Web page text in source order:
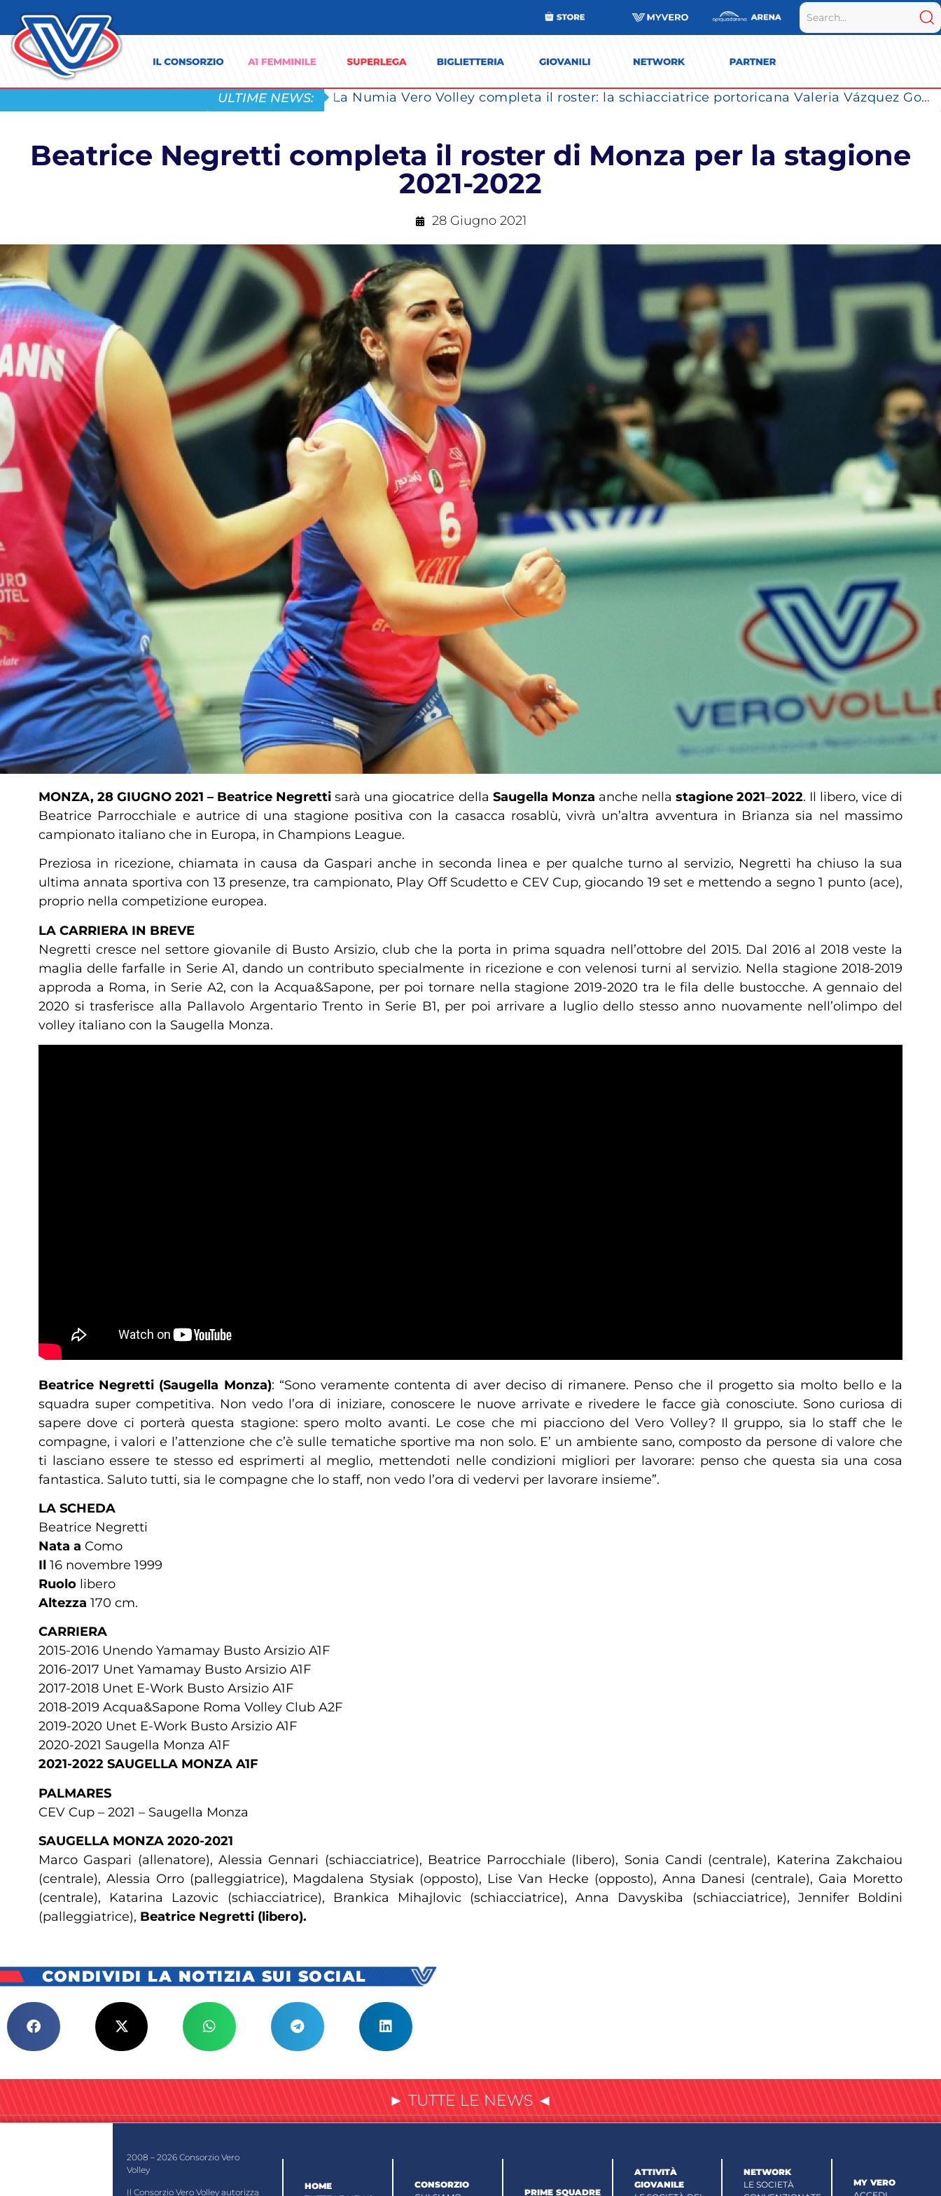
ULTIME NEWS: La Numia Vero Volley completa il roster: la schiacciatrice portoricana Valeria Vázquez Gomez è l’ultimo innesto di Milano per la stagione 2026/2027
Beatrice Negretti completa il roster di Monza per la stagione
2021-2022
28 Giugno 2021
MONZA, 28 GIUGNO 2021 – Beatrice Negrettisarà una giocatrice della Saugella Monza anche nella stagione 2021–2022. Il libero, vice di
Beatrice Parrocchiale e autrice di una stagione positiva con la casacca rosablù, vivrà un’altra avventura in Brianza sia nel massimo
campionato italiano che in Europa, in Champions League.
Preziosa in ricezione, chiamata in causa da Gaspari anche in seconda linea e per qualche turno al servizio, Negretti ha chiuso la sua
ultima annata sportiva con 13 presenze, tra campionato, Play Off Scudetto e CEV Cup, giocando 19 set e mettendo a segno 1 punto (ace),
proprio nella competizione europea.
LA CARRIERA IN BREVE
Negretti cresce nel settore giovanile di Busto Arsizio, club che la porta in prima squadra nell’ottobre del 2015. Dal 2016 al 2018 veste la
maglia delle farfalle in Serie A1, dando un contributo specialmente in ricezione e con velenosi turni al servizio. Nella stagione 2018-2019
approda a Roma, in Serie A2, con la Acqua&Sapone, per poi tornare nella stagione 2019-2020 tra le fila delle bustocche. A gennaio del
2020 si trasferisce alla Pallavolo Argentario Trento in Serie B1, per poi arrivare a luglio dello stesso anno nuovamente nell’olimpo del
volley italiano con la Saugella Monza.
Beatrice Negretti (Saugella Monza): “Sono veramente contenta di aver deciso di rimanere. Penso che il progetto sia molto bello e la
squadra super competitiva. Non vedo l’ora di iniziare, conoscere le nuove arrivate e rivedere le facce già conosciute. Sono curiosa di
sapere dove ci porterà questa stagione: spero molto avanti. Le cose che mi piacciono del Vero Volley? Il gruppo, sia lo staff che le
compagne, i valori e l’attenzione che c’è sulle tematiche sportive ma non solo. E’ un ambiente sano, composto da persone di valore che
ti lasciano essere te stesso ed esprimerti al meglio, mettendoti nelle condizioni migliori per lavorare: penso che questa sia una cosa
fantastica. Saluto tutti, sia le compagne che lo staff, non vedo l’ora di vedervi per lavorare insieme”.
LA SCHEDA
Beatrice Negretti
Nata a Como
Il 16 novembre 1999
Ruolo libero
Altezza 170 cm.
CARRIERA
2015-2016 Unendo Yamamay Busto Arsizio A1F
2016-2017 Unet Yamamay Busto Arsizio A1F
2017-2018 Unet E-Work Busto Arsizio A1F
2018-2019 Acqua&Sapone Roma Volley Club A2F
2019-2020 Unet E-Work Busto Arsizio A1F
2020-2021 Saugella Monza A1F
2021-2022 SAUGELLA MONZA A1F
PALMARES
CEV Cup – 2021 – Saugella Monza
SAUGELLA MONZA 2020-2021
Marco Gaspari (allenatore), Alessia Gennari (schiacciatrice), Beatrice Parrocchiale (libero), Sonia Candi (centrale), Katerina Zakchaiou
(centrale), Alessia Orro (palleggiatrice), Magdalena Stysiak (opposto), Lise Van Hecke (opposto), Anna Danesi (centrale), Gaia Moretto
(centrale), Katarina Lazovic (schiacciatrice), Brankica Mihajlovic (schiacciatrice), Anna Davyskiba (schiacciatrice), Jennifer Boldini
(palleggiatrice), Beatrice Negretti (libero).
CONDIVIDI LA NOTIZIA SUI SOCIAL
► TUTTE LE NEWS ◄
2008 – 2026 Consorzio Vero
Volley
Il Consorzio Vero Volley autorizza
HOME
CONSORZIO
PRIME SQUADRE
ATTIVITÀ
GIOVANILE
NETWORK
LE SOCIETÀ
MY VERO